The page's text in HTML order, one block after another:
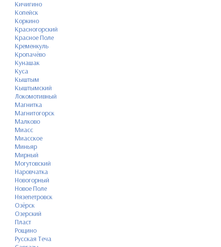
Кичигино
Копейск
Коркино
Красногорский
Красное Поле
Кременкуль
Кропачёво
Кунашак
Куса
Кыштым
Кыштымский
Локомотивный
Магнитка
Магнитогорск
Малково
Миасс
Миасское
Миньяр
Мирный
Могутовский
Наровчатка
Новогорный
Новое Поле
Нязепетровск
Озёрск
Озерский
Пласт
Рощино
Русская Теча